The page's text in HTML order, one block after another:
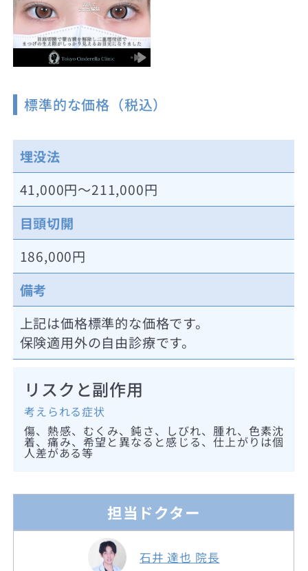
標準的な価格（税込）
埋没法
41,000円～211,000円
目頭切開
186,000円
備考
上記は価格標準的な価格です。
保険適用外の自由診療です。
リスクと副作用
考えられる症状
傷、熱感、むくみ、鈍さ、しびれ、腫れ、色素沈
着、痛み、希望と異なると感じる、仕上がりは個
人差がある等
担当ドクター
石井 達也 院長